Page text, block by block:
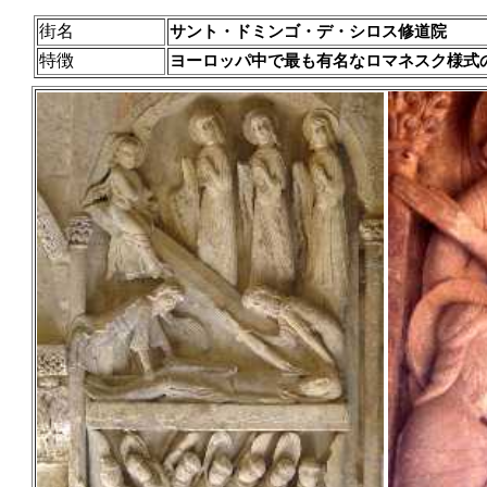
街名 サント・ドミンゴ・デ・シロス修道院
特徴 ヨーロッパ中で最も有名なロマネスク様式